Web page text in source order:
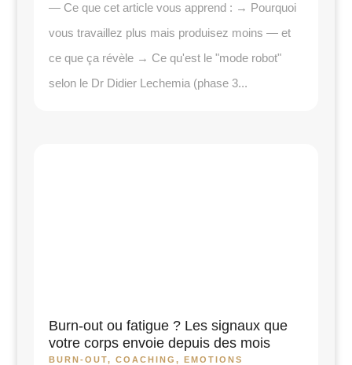
— Ce que cet article vous apprend : → Pourquoi
vous travaillez plus mais produisez moins — et
ce que ça révèle → Ce qu'est le "mode robot"
selon le Dr Didier Lechemia (phase 3...
Burn-out ou fatigue ? Les signaux que
votre corps envoie depuis des mois
BURN-OUT, COACHING , EMOTIONS